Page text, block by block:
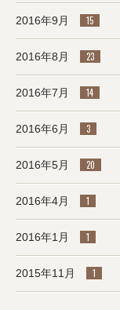
2016年9月 15
2016年8月 23
2016年7月 14
2016年6月 3
2016年5月 20
2016年4月 1
2016年1月 1
2015年11月 1